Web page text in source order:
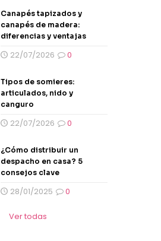
Canapés tapizados y
canapés de madera:
diferencias y ventajas
22/07/2026 0
Tipos de somieres:
articulados, nido y
canguro
22/07/2026 0
¿Cómo distribuir un
despacho en casa? 5
consejos clave
28/01/2025 0
Ver todas